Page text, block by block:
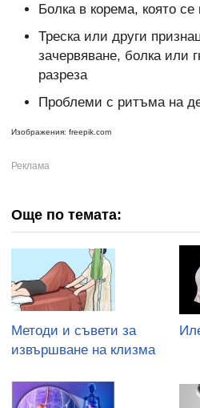
Болка в корема, която
Треска или други
зачервяване, болка или
разреза
Проблеми с ритъма на
Изображения: freepik.com
Още по темата:
Методи и съвети за
извършване на клизма